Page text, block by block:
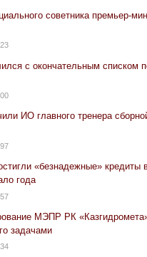
советника премьер-
с окончательным списком
ИО главного тренера
«безнадежные» кредиты
года
МЭПР РК
задачами